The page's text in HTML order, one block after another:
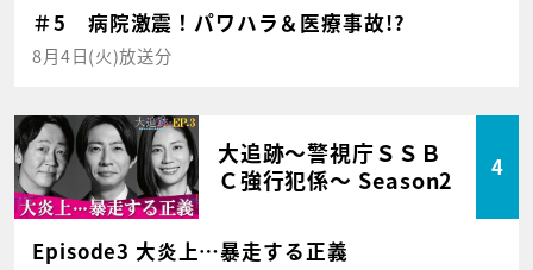
＃5 病院激震！パワハラ＆医療事故!?
8月4日(火)放送分
大追跡～警視庁ＳＳＢ
Ｃ強行犯係～ Season2
4
Episode3 大炎上…暴走する正義